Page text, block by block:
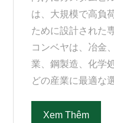
は、大規模で高負
ために設計された
コンベヤは、冶金
業、鋼製造、化学
どの産業に最適な
Xem Thêm